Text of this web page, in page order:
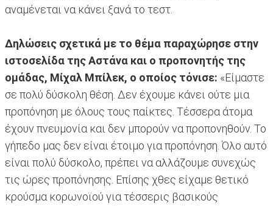
αναμένεται να κάνει ξανά το τεστ.
Δηλώσεις σχετικά με το θέμα παραχώρησε στην
ιστοσελίδα της Αστάνα και ο προπονητής της
ομάδας, Μίχαλ Μπίλεκ, ο οποίος τόνισε: «Είμαστε
σε πολύ δύσκολη θέση. Δεν έχουμε κάνει ούτε μια
προπόνηση με όλους τους παίκτες. Τέσσερα άτομα
έχουν πνευμονία και δεν μπορούν να προπονηθούν. Το
γήπεδο μας δεν είναι έτοιμο για προπόνηση. Όλο αυτό
είναι πολύ δύσκολο, πρέπει να αλλάζουμε συνεχώς
τις ώρες προπόνησης. Επίσης χθες είχαμε θετικό
κρούσμα κορωνοϊού για τέσσερις βασικούς